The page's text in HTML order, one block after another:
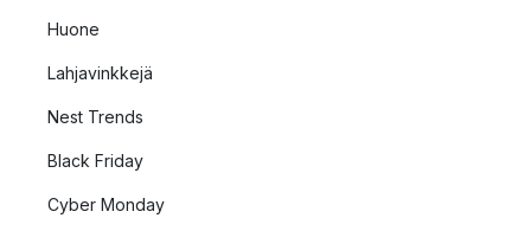
Huone
Lahjavinkkejä
Nest Trends
Black Friday
Cyber Monday